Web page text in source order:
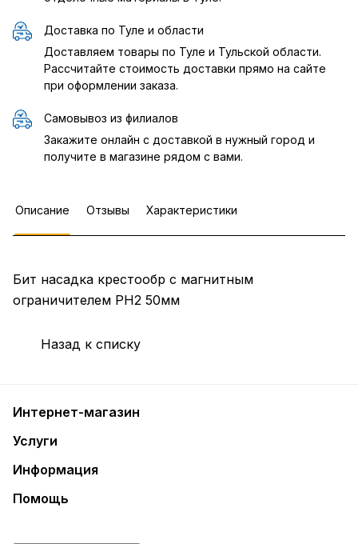
Доставка по Туле и области
Доставляем товары по Туле и Тульской области.
Рассчитайте стоимость доставки прямо на сайте
при оформлении заказа.
Самовывоз из филиалов
Закажите онлайн с доставкой в нужный город и
получите в магазине рядом с вами.
Описание Отзывы Характеристики
Бит насадка крестообр с магнитным
ограничителем РН2 50мм
Назад к списку
Интернет-магазин
Услуги
Информация
Помощь